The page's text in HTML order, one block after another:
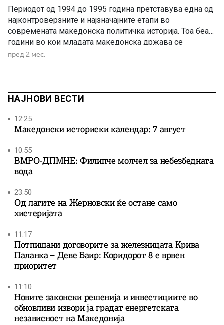
Периодот од 1994 до 1995 година претставува една од
најконтроверзните и најзначајните етапи во
современата македонска политичка историја. Тоа беа
години во кои младата македонска држава се
соочуваше со сериозни внатрешни и надворешни
оставија трајни последици врз политичкиот систем,
година – изборен […]
пред 2 мес.
НАЈНОВИ ВЕСТИ
12:25
Македонски историски календар: 7 август
10:55
ВМРО-ДПМНЕ: Филипче молчел за небезбедната
вода
23:50
Од лагите на Жерновски ќе остане само
хистеријата
11:17
Потпишани договорите за железницата Крива
Паланка – Деве Баир: Коридорот 8 е врвен
приоритет
11:10
Новите законски решенија и инвестициите во
обновливи извори ја градат енергетската
независност на Македонија